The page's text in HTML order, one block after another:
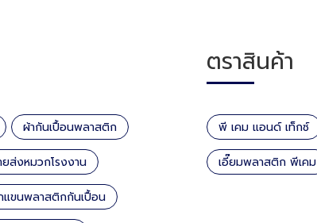
ผ้ากันเปื้อนพลาสติก
ยส่งหมวกโรงงาน
ขนพลาสติกกันเปื้อน
ตราสินค้า
พี เคม แอนด์ เท็กซ์
เอี๊ยมพลาสติก พีเคม